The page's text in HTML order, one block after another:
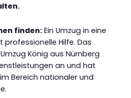
finden:Ein Umzug in eine
Hilfe. Das
König aus Nürnberg
an und hat
Bereich nationaler und